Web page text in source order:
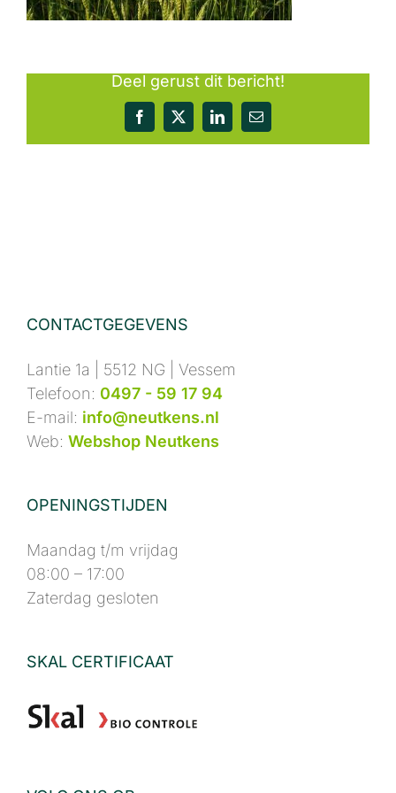
Deel gerust dit bericht!
Facebook
X LinkedIn
E-
mail
CONTACTGEGEVENS
Lantie 1a | 5512 NG | Vessem
Telefoon: 0497 - 59 17 94
E-mail: info@neutkens.nl
Web: Webshop Neutkens
OPENINGSTIJDEN
Maandag t/m vrijdag
08:00 – 17:00
Zaterdag gesloten
SKAL CERTIFICAAT